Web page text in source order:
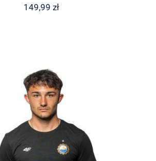
149,99 zł